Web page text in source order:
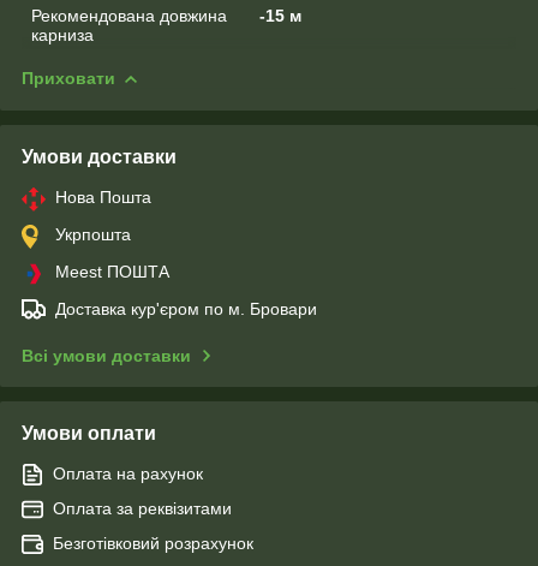
Рекомендована довжина
карниза
-15 м
Приховати
Умови доставки
Нова Пошта
Укрпошта
Meest ПОШТА
Доставка кур'єром по м. Бровари
Всі умови доставки
Умови оплати
Оплата на рахунок
Оплата за реквізитами
Безготівковий розрахунок